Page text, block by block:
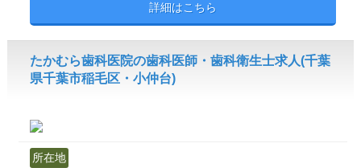
詳細はこちら
たかむら歯科医院の歯科医師・歯科衛生士求人(千葉
県千葉市稲毛区・小仲台)
所在地